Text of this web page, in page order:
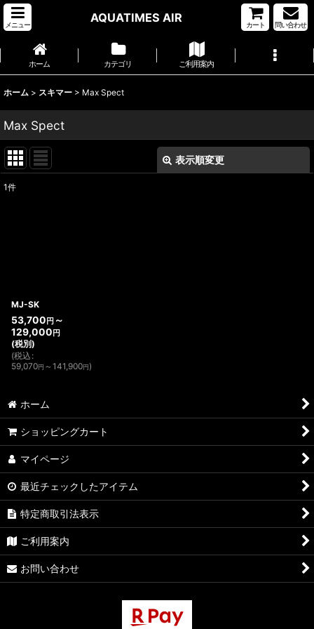
メニュー
AQUATIMES AIR
カート 問い合わせ
ホーム カテゴリ ご利用案内
ホーム > スキマー > Max Spect
Max Spect
表示順変更
1件
MJ-SK
53,700 円 ～
129,000 円
(税別)
(税込 :
59,070円 ～141,900円)
ホーム
ショッピングカート
マイページ
最近チェックしたアイテム
特定商取引法表示
ご利用案内
お問い合わせ